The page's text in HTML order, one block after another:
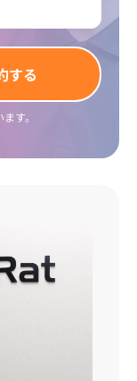
する
す。